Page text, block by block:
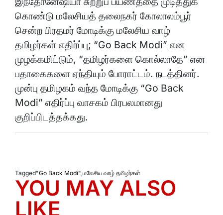
கொண்டு மலேசியத் தலைநகர் கோலாலம்பூர்
சென்ற பிரதமர் மோடிக்கு மலேசிய வாழ்
தமிழர்கள் எதிர்ப்பு; “Go Back Modi” என
முழக்கமிட்டும், “தமிழர்களை கொல்லாதே” என
பதாகைகளை ஏந்தியும் போராட்டம். நடத்தினர்.
முன்பு தமிழகம் வந்த மோடிக்கு “Go Back
Modi” எதிர்ப்பு வாசகம் பிரபலமானது
குறிப்பிடத்தக்கது.
Tagged"Go Back Modi" மலேசிய வாழ் தமிழர்கள்
YOU MAY ALSO
LIKE